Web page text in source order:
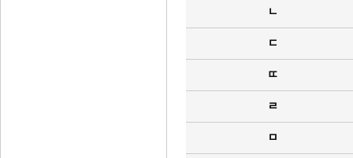
ㄴ
ㄷ
ㄸ
ㄹ
ㅁ